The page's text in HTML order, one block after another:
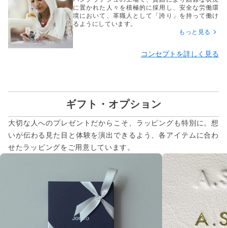
に置かれた人々を積極的に採用し、安全な労働環
境において、革職人として「誇り」を持って働け
るようにしています。
もっと見る
コンセプトを詳しく見る
ギフト・オプション
大切な人へのプレゼントだからこそ、ラッピングも特別に。想
いが伝わる見た目と体験を演出できるよう、各アイテムに合わ
せたラッピングをご用意しています。